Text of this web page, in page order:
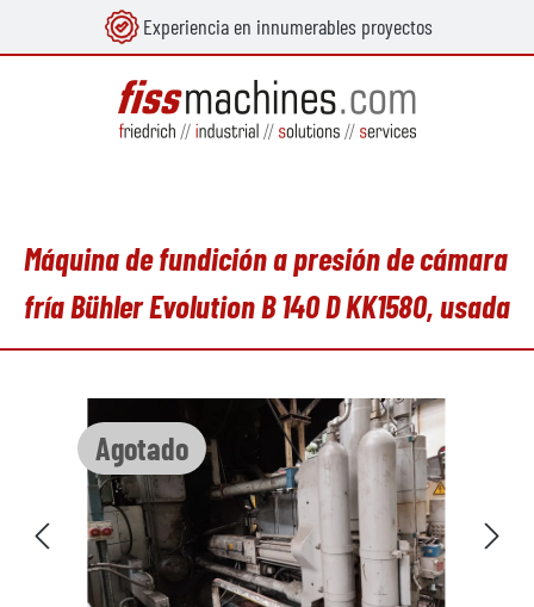
principal Experiencia en innumerables proyectos
Máquina de fundición a presión de cámara
fría Bühler Evolution B 140 D KK1580, usada
Agotado